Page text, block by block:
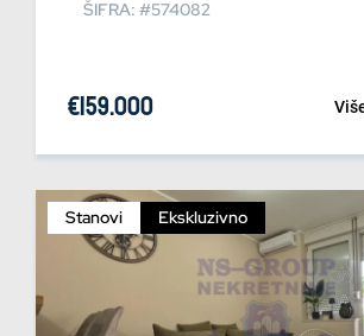
ŠIFRA: #574082
€159.000
Stanovi Ekskluzivno